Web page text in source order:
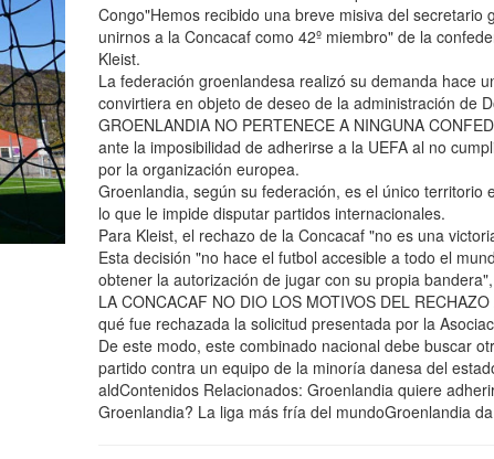
Congo"Hemos recibido una breve misiva del
unirnos a la Concacaf como 42º miembro" de la
Kleist.
La federación groenlandesa realizó su demanda hace
convirtiera en objeto de deseo de la administración de
GROENLANDIA NO PERTENECE A NINGUNA
ante la imposibilidad de adherirse a la UEFA al no
por la organización europea.
Groenlandia, según su federación, es el único
lo que le impide disputar partidos internacionales.
Para Kleist, el rechazo de la Concacaf "no es una
Esta decisión "no hace el futbol accesible a todo el
obtener la autorización de jugar con su propia
LA CONCACAF NO DIO LOS MOTIVOS DEL
qué fue rechazada la solicitud presentada por la
De este modo, este combinado nacional debe buscar
partido contra un equipo de la minoría danesa del
aldContenidos Relacionados: Groenlandia quiere
Groenlandia? La liga más fría del mundoGroenlandia